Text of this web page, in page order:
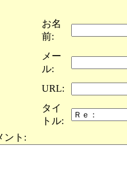
お名
前:
メー
ル:
URL:
タイ
トル:
ント: